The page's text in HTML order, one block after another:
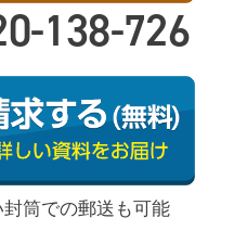
138-726
筒での郵送も可能